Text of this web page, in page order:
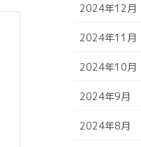
2024年12月
2024年11月
2024年10月
2024年9月
2024年8月